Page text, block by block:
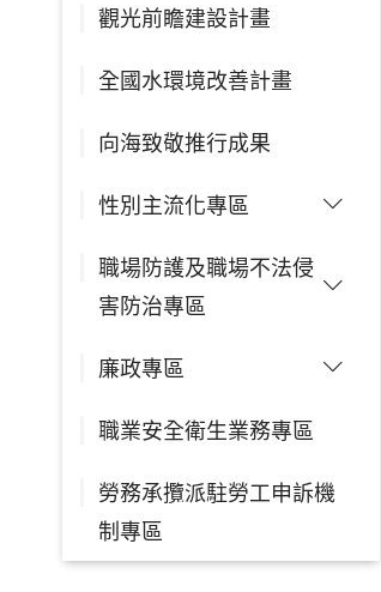
觀光前瞻建設計畫
全國水環境改善計畫
向海致敬推行成果
性別主流化專區
職場防護及職場不法侵
害防治專區
廉政專區
職業安全衛生業務專區
勞務承攬派駐勞工申訴機
制專區